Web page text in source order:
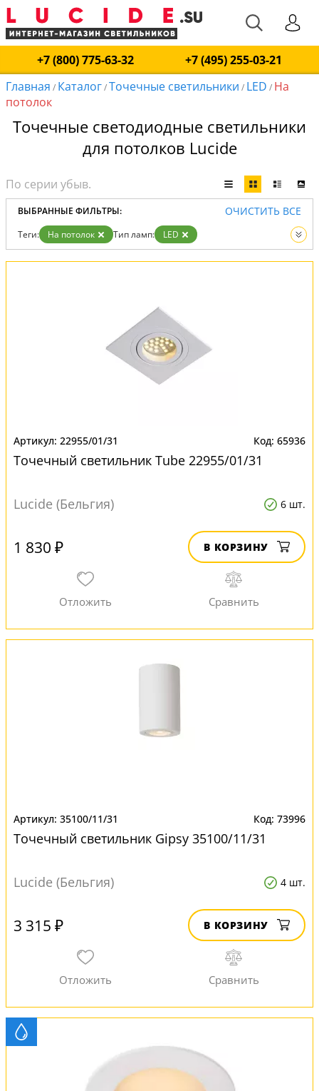
+7 (800) 775-63-32
+7 (495) 255-03-21
Главная / Каталог/Точечные светильники / LED / На
потолок
Точечные светодиодные светильники
для потолков Lucide
ВЫБРАННЫЕ ФИЛЬТРЫ: ОЧИСТИТЬ ВСЕ
Теги: На потолок Тип ламп:
LED
Вид:
Точечные светильники
22955/01/31 65936
Точечный светильник Tube 22955/01/31
Lucide (Бельгия) 6 шт.
1 830 ₽ В КОРЗИНУ
35100/11/31 73996
Точечный светильник Gipsy 35100/11/31
Lucide (Бельгия) 4 шт.
3 315 ₽ В КОРЗИНУ